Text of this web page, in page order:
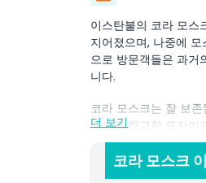
이스탄불의 코라 모스
지어졌으며, 나중에
으로 방문객들은 과거
니다.
코라 모스크는 잘 보
내부의 정교한 모자이
모스크를 거닐며 세
에디르네카프 지역
더 보기
코라 모스크